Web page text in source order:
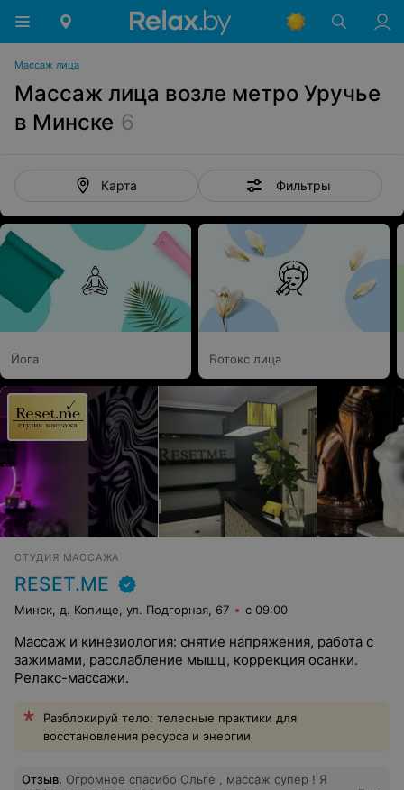
Массаж лица
Массаж лица возле метро Уручье
в Минске 6
Карта Фильтры
Йога Ботокс лица
СТУДИЯ МАССАЖА
RESET.ME
Минск, д. Копище, ул. Подгорная, 67 с 09:00
Массаж и кинезиология: снятие напряжения, работа с
зажимами, расслабление мышц, коррекция осанки.
Релакс-массажи.
Разблокируй тело: телесные практики для
восстановления ресурса и энергии
Отзыв. Огромное спасибо Ольге , массаж супер ! Я